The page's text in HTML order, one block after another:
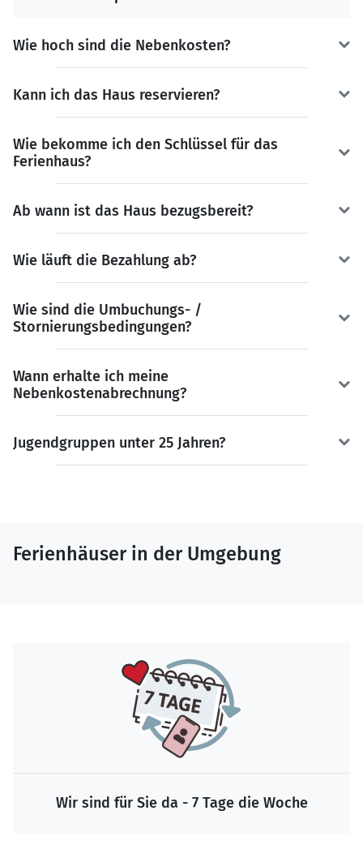
Wie hoch sind die Nebenkosten?
Kann ich das Haus reservieren?
Wie bekomme ich den Schlüssel für das
Ferienhaus?
Ab wann ist das Haus bezugsbereit?
Wie läuft die Bezahlung ab?
Wie sind die Umbuchungs- /
Stornierungsbedingungen?
Wann erhalte ich meine
Nebenkostenabrechnung?
Jugendgruppen unter 25 Jahren?
Ferienhäuser in der Umgebung
Wir sind für Sie da - 7 Tage die Woche